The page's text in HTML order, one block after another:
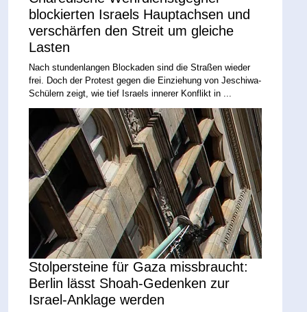
blockierten Israels Hauptachsen und
verschärfen den Streit um gleiche
Lasten
Nach stundenlangen Blockaden sind die Straßen wieder
frei. Doch der Protest gegen die Einziehung von Jeschiwa-
Schülern zeigt, wie tief Israels innerer Konflikt in ...
Stolpersteine für Gaza missbraucht:
Berlin lässt Shoah-Gedenken zur
Israel-Anklage werden